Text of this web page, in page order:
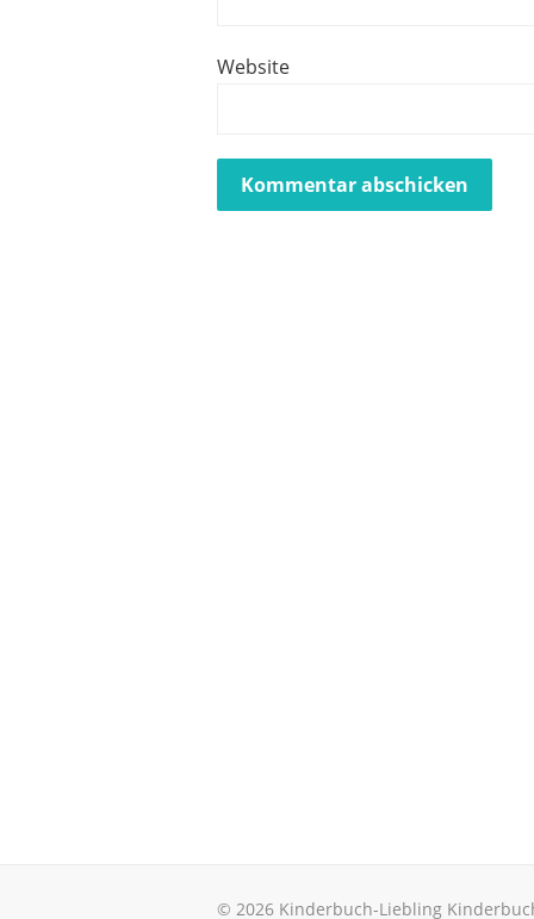
Website
© 2026 Kinderbuch-Liebling